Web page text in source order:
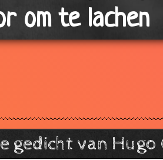
om te lachen
gedicht van Hugo